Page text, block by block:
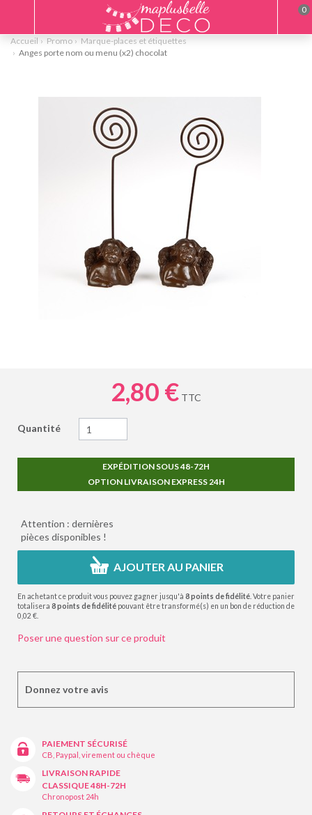
Accueil Promo
Marque-places et étiquettes
Anges porte nom ou menu (x2) chocolat
2,80 € TTC
Quantité
EXPÉDITION SOUS 48-72H
OPTION LIVRAISON EXPRESS 24H
Attention : dernières
pièces disponibles !
AJOUTER AU PANIER
En achetant ce produit vous pouvez gagner jusqu'à 8points de fidélité . Votre panier
totalisera 8points de fidélité pouvant être transformé(s) en un bon de réduction de
0,02 €
Poser une question sur ce produit
Donnez votre avis
PAIEMENT SÉCURISÉ
CB, Paypal, virement ou chèque
LIVRAISON RAPIDE
CLASSIQUE 48H-72H
Chronopost 24h
0